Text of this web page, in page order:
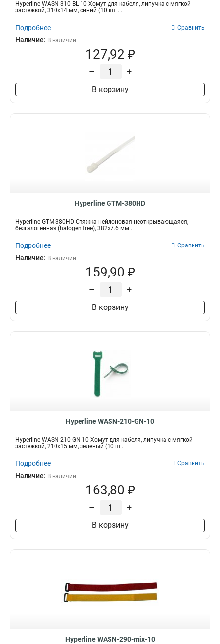
Hyperline WASN-310-BL-10 Хомут для кабеля, липучка с мягкой
застежкой, 310x14 мм, синий (10 шт....
Подробнее Сравнить
Наличие: В наличии
127,92 ₽
– +
В корзину
Hyperline GTM-380HD
Hyperline GTM-380HD Стяжка нейлоновая неоткрывающаяся,
безгалогенная (halogen free), 382x7.6 мм...
Подробнее Сравнить
Наличие: В наличии
159,90 ₽
– +
В корзину
Hyperline WASN-210-GN-10
Hyperline WASN-210-GN-10 Хомут для кабеля, липучка с мягкой
застежкой, 210x15 мм, зеленый (10 ш...
Подробнее Сравнить
Наличие: В наличии
163,80 ₽
– +
В корзину
Hyperline WASN-290-mix-10